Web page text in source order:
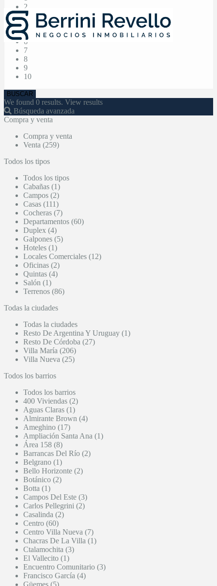
2
3
4
5
6
7
8
9
10
We found 0 results. View results
Búsqueda avanzada
Compra y venta
Compra y venta
Venta (259)
Todos los tipos
Todos los tipos
Cabañas (1)
Campos (2)
Casas (111)
Cocheras (7)
Departamentos (60)
Duplex (4)
Galpones (5)
Hoteles (1)
Locales Comerciales (12)
Oficinas (2)
Quintas (4)
Salón (1)
Terrenos (86)
Todas la ciudades
Todas la ciudades
Resto De Argentina Y Uruguay (1)
Resto De Córdoba (27)
Villa María (206)
Villa Nueva (25)
Todos los barrios
Todos los barrios
400 Viviendas (2)
Aguas Claras (1)
Almirante Brown (4)
Ameghino (17)
Ampliación Santa Ana (1)
Área 158 (8)
Barrancas Del Río (2)
Belgrano (1)
Bello Horizonte (2)
Botánico (2)
Botta (1)
Campos Del Este (3)
Carlos Pellegrini (2)
Casalinda (2)
Centro (60)
Centro Villa Nueva (7)
Chacras De La Villa (1)
Ctalamochita (3)
El Vallecito (1)
Encuentro Comunitario (3)
Francisco García (4)